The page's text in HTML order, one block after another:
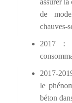
de
chauves-
2017 :
2017-
le
béton